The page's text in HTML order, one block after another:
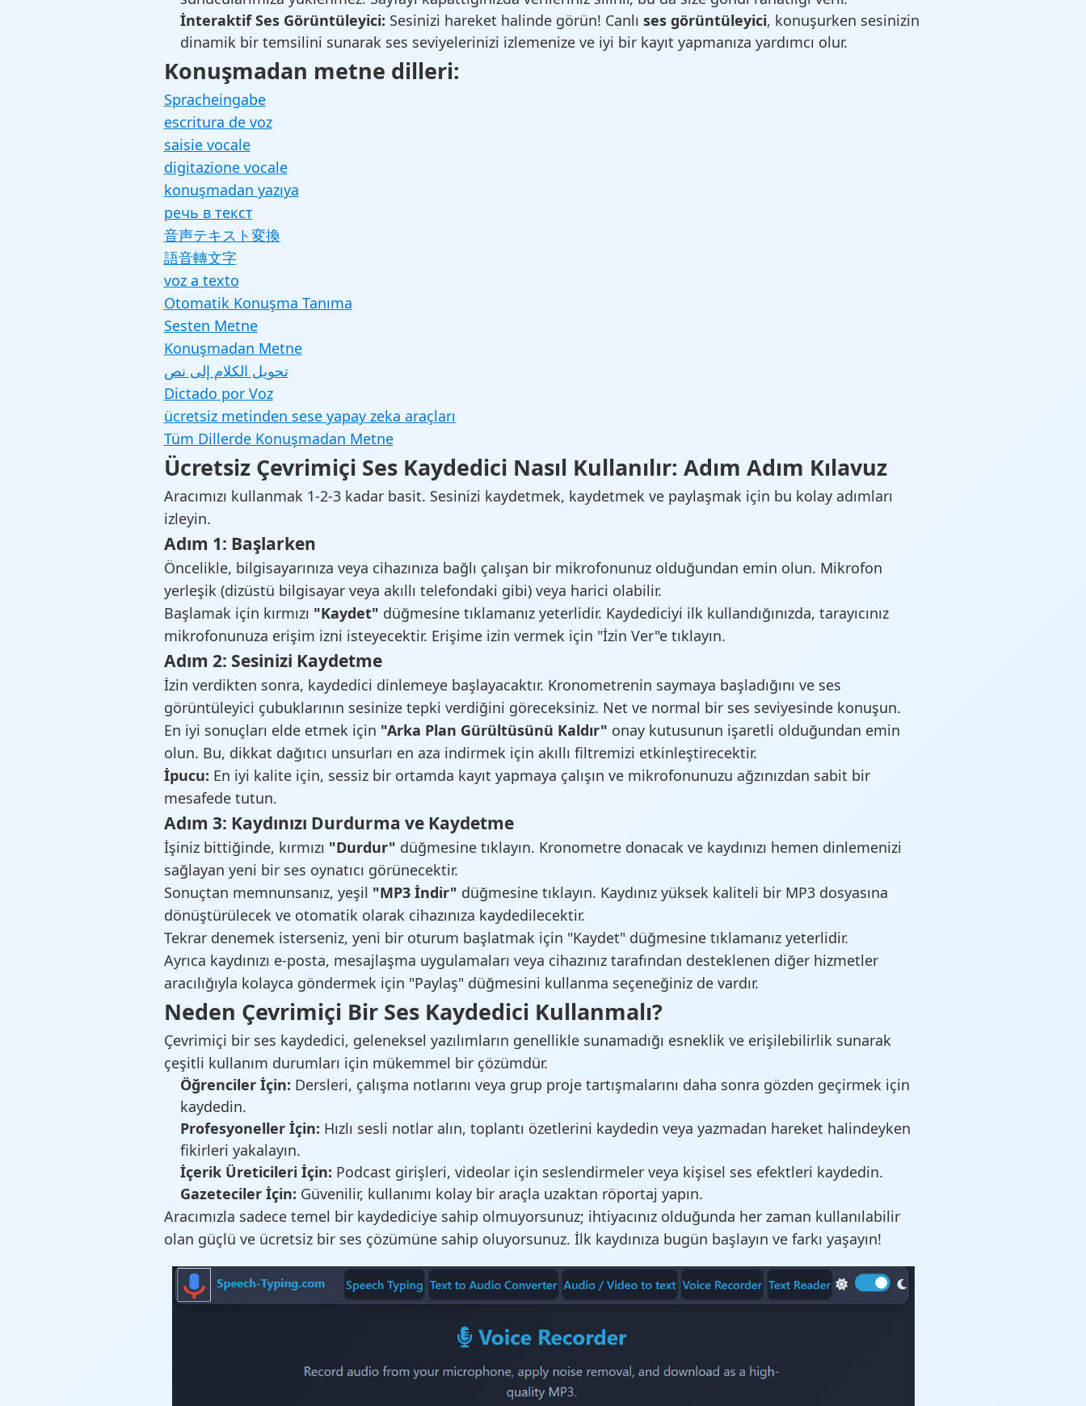
İnteraktif Ses Görüntüleyici: Sesinizi hareket halinde görün! Canlı ses görüntüleyici, konuşurken sesinizin
dinamik bir temsilini sunarak ses seviyelerinizi izlemenize ve iyi bir kayıt yapmanıza yardımcı olur.
Konuşmadan metne dilleri:
Spracheingabe
escritura de voz
saisie vocale
digitazione vocale
konuşmadan yazıya
речь в текст
音声テキスト変換
語音轉文字
voz a texto
Otomatik Konuşma Tanıma
Sesten Metne
Konuşmadan Metne
تحويل الكلام إلى نص
Dictado por Voz
ücretsiz metinden sese yapay zeka araçları
Tüm Dillerde Konuşmadan Metne
Ücretsiz Çevrimiçi Ses Kaydedici Nasıl Kullanılır: Adım Adım Kılavuz
Aracımızı kullanmak 1-2-3 kadar basit. Sesinizi kaydetmek, kaydetmek ve paylaşmak için bu kolay adımları
izleyin.
Adım 1: Başlarken
Öncelikle, bilgisayarınıza veya cihazınıza bağlı çalışan bir mikrofonunuz olduğundan emin olun. Mikrofon
yerleşik (dizüstü bilgisayar veya akıllı telefondaki gibi) veya harici olabilir.
Başlamak için kırmızı "Kaydet" düğmesine tıklamanız yeterlidir. Kaydediciyi ilk kullandığınızda, tarayıcınız
mikrofonunuza erişim izni isteyecektir. Erişime izin vermek için "İzin Ver"e tıklayın.
Adım 2: Sesinizi Kaydetme
İzin verdikten sonra, kaydedici dinlemeye başlayacaktır. Kronometrenin saymaya başladığını ve ses
görüntüleyici çubuklarının sesinize tepki verdiğini göreceksiniz. Net ve normal bir ses seviyesinde konuşun.
En iyi sonuçları elde etmek için "Arka Plan Gürültüsünü Kaldır" onay kutusunun işaretli olduğundan emin
olun. Bu, dikkat dağıtıcı unsurları en aza indirmek için akıllı filtremizi etkinleştirecektir.
İpucu: En iyi kalite için, sessiz bir ortamda kayıt yapmaya çalışın ve mikrofonunuzu ağzınızdan sabit bir
mesafede tutun.
Adım 3: Kaydınızı Durdurma ve Kaydetme
İşiniz bittiğinde, kırmızı "Durdur" düğmesine tıklayın. Kronometre donacak ve kaydınızı hemen dinlemenizi
sağlayan yeni bir ses oynatıcı görünecektir.
Sonuçtan memnunsanız, yeşil "MP3 İndir" düğmesine tıklayın. Kaydınız yüksek kaliteli bir MP3 dosyasına
dönüştürülecek ve otomatik olarak cihazınıza kaydedilecektir.
Tekrar denemek isterseniz, yeni bir oturum başlatmak için "Kaydet" düğmesine tıklamanız yeterlidir.
Ayrıca kaydınızı e-posta, mesajlaşma uygulamaları veya cihazınız tarafından desteklenen diğer hizmetler
aracılığıyla kolayca göndermek için "Paylaş" düğmesini kullanma seçeneğiniz de vardır.
Neden Çevrimiçi Bir Ses Kaydedici Kullanmalı?
Çevrimiçi bir ses kaydedici, geleneksel yazılımların genellikle sunamadığı esneklik ve erişilebilirlik sunarak
çeşitli kullanım durumları için mükemmel bir çözümdür.
Öğrenciler İçin: Dersleri, çalışma notlarını veya grup proje tartışmalarını daha sonra gözden geçirmek için
kaydedin.
Profesyoneller İçin: Hızlı sesli notlar alın, toplantı özetlerini kaydedin veya yazmadan hareket halindeyken
fikirleri yakalayın.
İçerik Üreticileri İçin: Podcast girişleri, videolar için seslendirmeler veya kişisel ses efektleri kaydedin.
Gazeteciler İçin: Güvenilir, kullanımı kolay bir araçla uzaktan röportaj yapın.
Aracımızla sadece temel bir kaydediciye sahip olmuyorsunuz; ihtiyacınız olduğunda her zaman kullanılabilir
olan güçlü ve ücretsiz bir ses çözümüne sahip oluyorsunuz. İlk kaydınıza bugün başlayın ve farkı yaşayın!